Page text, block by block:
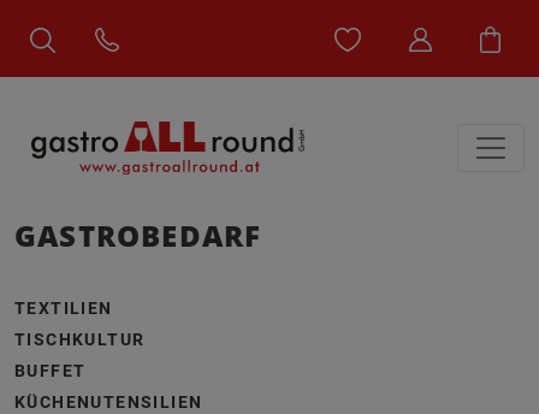
GASTROBEDARF
TEXTILIEN
TISCHKULTUR
BUFFET
KÜCHENUTENSILIEN